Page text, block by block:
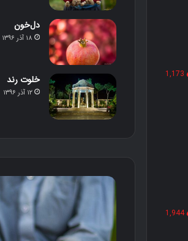
1,173
1,944
دل‌خون
۱۸ آذر ۱۳۹۶
خلوت رند
۱۲ آذر ۱۳۹۶
م
و
ل